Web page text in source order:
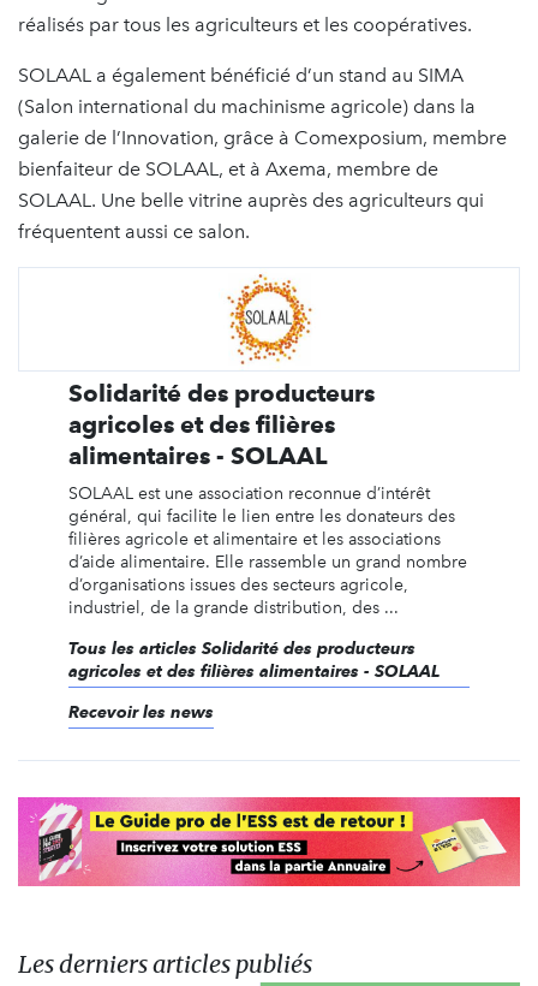
réalisés par tous les agriculteurs et les coopératives.
SOLAAL a également bénéficié d’un stand au SIMA
(Salon international du machinisme agricole) dans la
galerie de l’Innovation, grâce à Comexposium, membre
bienfaiteur de SOLAAL, et à Axema, membre de
SOLAAL. Une belle vitrine auprès des agriculteurs qui
fréquentent aussi ce salon.
Solidarité des producteurs
agricoles et des filières
alimentaires - SOLAAL
SOLAAL est une association reconnue d’intérêt
général, qui facilite le lien entre les donateurs des
filières agricole et alimentaire et les associations
d’aide alimentaire. Elle rassemble un grand nombre
d’organisations issues des secteurs agricole,
industriel, de la grande distribution, des ...
Tous les articles Solidarité des producteurs
agricoles et des filières alimentaires - SOLAAL
Recevoir les news
Les derniers articles publiés